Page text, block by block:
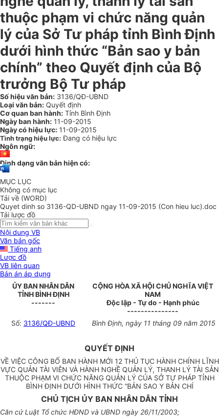
thuộc phạm vi chức năng quản
lý của Sở Tư pháp tỉnh Bình Định
dưới hình thức “Bản sao y bản
chính” theo Quyết định của Bộ
trưởng Bộ Tư pháp
Số hiệu văn bản: 3136/QĐ-UBND
Loại văn bản: Quyết định
Cơ quan ban hành: Tỉnh Bình Định
Ngày ban hành: 11-09-2015
Ngày có hiệu lực: 11-09-2015
Tình trạng hiệu lực: Đang có hiệu lực
Ngôn ngữ:
Định dạng văn bản hiện có:
MỤC LỤC
Không có mục lục
Tải về (WORD)
Quyet dinh so 3136-QD-UBND ngay 11-09-2015 (Con hieu luc).doc
Tải lược đồ
Nội dung VB
Văn bản gốc
Tiếng anh
Lược đồ
VB liên quan
Bản án áp dụng
ỦY BAN NHÂN DÂN
TỈNH BÌNH ĐỊNH
-------
CỘNG HÒA XÃ HỘI CHỦ NGHĨA VIỆT
NAM
Độc lập - Tự do - Hạnh phúc
---------------
Số: 3136/QĐ-UBND Bình Định, ngày 11 tháng 09 năm 2015
QUYẾT ĐỊNH
VỀ VIỆC CÔNG BỐ BAN HÀNH MỚI 12 THỦ TỤC HÀNH CHÍNH LĨNH
VỰC QUẢN TÀI VIÊN VÀ HÀNH NGHỀ QUẢN LÝ, THANH LÝ TÀI SẢN
THUỘC PHẠM VI CHỨC NĂNG QUẢN LÝ CỦA SỞ TƯ PHÁP TỈNH
BÌNH ĐỊNH DƯỚI HÌNH THỨC “BẢN SAO Y BẢN CHÍ
CHỦ TỊCH ỦY BAN NHÂN DÂN TỈNH
Căn cứ Luật Tổ chức HĐND và UBND ngày 26/11/2003;